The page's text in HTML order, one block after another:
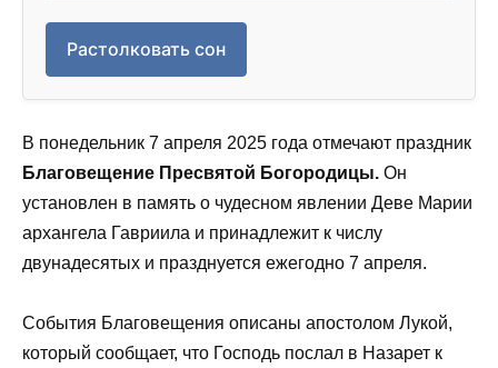
Растолковать сон
В понедельник 7 апреля 2025 года отмечают праздник
Благовещение Пресвятой Богородицы. Он
установлен в память о чудесном явлении Деве Марии
архангела Гавриила и принадлежит к числу
двунадесятых и празднуется ежегодно 7 апреля.
События Благовещения описаны апостолом Лукой,
который сообщает, что Господь послал в Назарет к